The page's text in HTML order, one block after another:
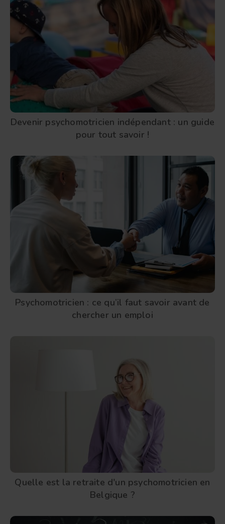
Devenir psychomotricien indépendant : un guide
pour tout savoir !
Psychomotricien : ce qu’il faut savoir avant de
chercher un emploi
Quelle est la retraite d'un psychomotricien en
Belgique ?